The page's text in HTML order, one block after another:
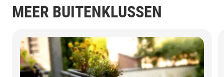
MEER BUITENKLUSSEN